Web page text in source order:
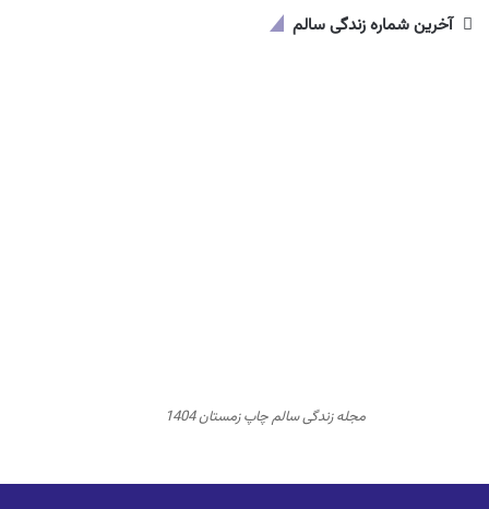
آخرین شماره زندگی سالم
مجله زندگی سالم چاپ زمستان 1404